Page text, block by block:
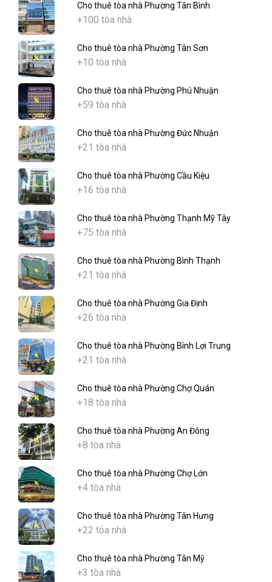
Cho thuê tòa nhà Phường Tân Bình
+100 tòa nhà
Cho thuê tòa nhà Phường Tân Sơn
+10 tòa nhà
Cho thuê tòa nhà Phường Phú Nhuận
+59 tòa nhà
Cho thuê tòa nhà Phường Đức Nhuận
+21 tòa nhà
Cho thuê tòa nhà Phường Cầu Kiệu
+16 tòa nhà
Cho thuê tòa nhà Phường Thạnh Mỹ Tây
+75 tòa nhà
Cho thuê tòa nhà Phường Bình Thạnh
+21 tòa nhà
Cho thuê tòa nhà Phường Gia Định
+26 tòa nhà
Cho thuê tòa nhà Phường Bình Lợi Trung
+21 tòa nhà
Cho thuê tòa nhà Phường Chợ Quán
+18 tòa nhà
Cho thuê tòa nhà Phường An Đông
+8 tòa nhà
Cho thuê tòa nhà Phường Chợ Lớn
+4 tòa nhà
Cho thuê tòa nhà Phường Tân Hưng
+22 tòa nhà
Cho thuê tòa nhà Phường Tân Mỹ
+3 tòa nhà